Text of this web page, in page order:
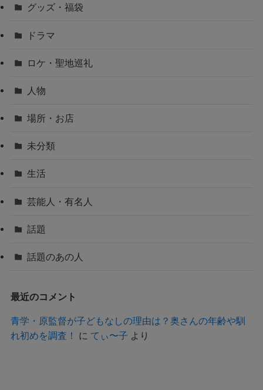
グッズ・福袋
ドラマ
ロケ・聖地巡礼
人物
場所・お店
未分類
生活
芸能人・有名人
話題
話題のあの人
最近のコメント
青学・原監督が子どもなしの理由は？奥さんの年齢や馴
れ初めを調査！
に てぃ〜子 より